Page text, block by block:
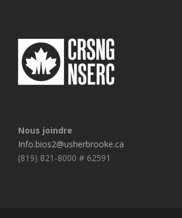
Nous joindre
Info.bios2@usherbrooke.ca
(819) 821-8000 # 62591